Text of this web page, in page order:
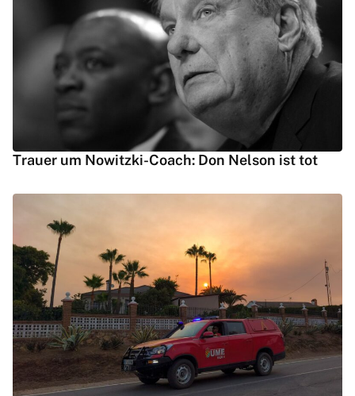
Trauer um Nowitzki-Coach: Don Nelson ist tot